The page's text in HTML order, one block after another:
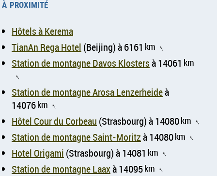
à proximité
Hôtels à Kerema
TianAn Rega Hotel (Beijing) à 6161 km ↑
Station de montagne Davos Klostersà 14061 km
↑
Station de montagne Arosa Lenzerheideà
14076km ↑
Hôtel Cour du Corbeau (Strasbourg) à 14080km ↑
Station de montagne Saint-Moritzà 14080km ↑
Hotel Origami (Strasbourg) à 14081 km ↑
Station de montagne Laaxà 14095km ↑